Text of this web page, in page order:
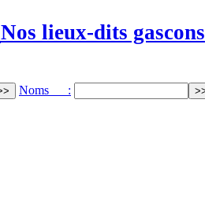
Nos lieux-dits gascons
Noms :